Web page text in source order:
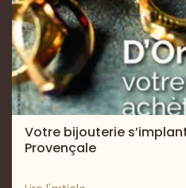
Votre bijouterie
Provençale